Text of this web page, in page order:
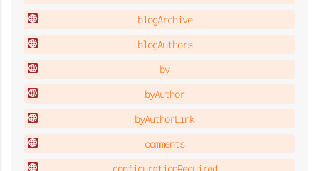
blogArchive
blogAuthors
by
byAuthor
byAuthorLink
comments
configurationRequired